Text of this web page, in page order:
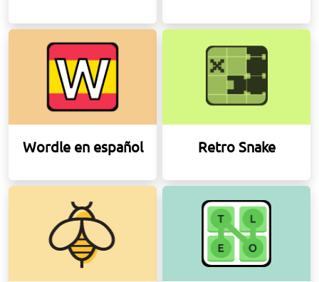
Wordle en español Retro Snake